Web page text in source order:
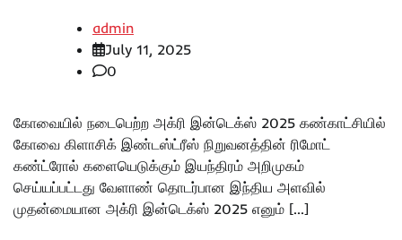
admin
July 11, 2025
0
கோவையில் நடைபெற்ற அக்ரி இன்டெக்ஸ் 2025 கண்காட்சியில்
கோவை கிளாசிக் இண்டஸ்ட்ரீஸ் நிறுவனத்தின் ரிமோட்
கண்ட்ரோல் களையெடுக்கும் இயந்திரம் அறிமுகம்
செய்யப்பட்டது வேளாண் தொடர்பான இந்திய அளவில்
முதன்மையான அக்ரி இன்டெக்ஸ் 2025 எனும் […]